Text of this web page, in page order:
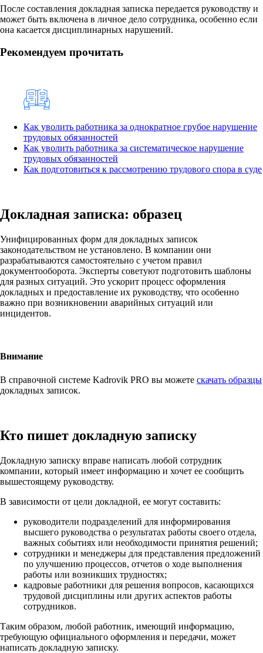
После составления докладная записка передается руководству и
может быть включена в личное дело сотрудника, особенно если
она касается дисциплинарных нарушений.
Рекомендуем прочитать
Как уволить работника за однократное грубое нарушение
трудовых обязанностей
Как уволить работника за систематическое нарушение
трудовых обязанностей
Как подготовиться к рассмотрению трудового спора в суде
Докладная записка: образец
Унифицированных форм для докладных записок
законодательством не установлено. В компании они
разрабатываются самостоятельно с учетом правил
документооборота. Эксперты советуют подготовить шаблоны
для разных ситуаций. Это ускорит процесс оформления
докладных и предоставление их руководству, что особенно
важно при возникновении аварийных ситуаций или
инцидентов.
Внимание
В справочной системе Kadrovik PRO вы можете скачать образцы
докладных записок.
Кто пишет докладную записку
Докладную записку вправе написать любой сотрудник
компании, который имеет информацию и хочет ее сообщить
вышестоящему руководству.
В зависимости от цели докладной, ее могут составить:
руководители подразделений для информирования
высшего руководства о результатах работы своего отдела,
важных событиях или необходимости принятия решений;
сотрудники и менеджеры для представления предложений
по улучшению процессов, отчетов о ходе выполнения
работы или возникших трудностях;
кадровые работники для решения вопросов, касающихся
трудовой дисциплины или других аспектов работы
сотрудников.
Таким образом, любой работник, имеющий информацию,
требующую официального оформления и передачи, может
написать докладную записку.